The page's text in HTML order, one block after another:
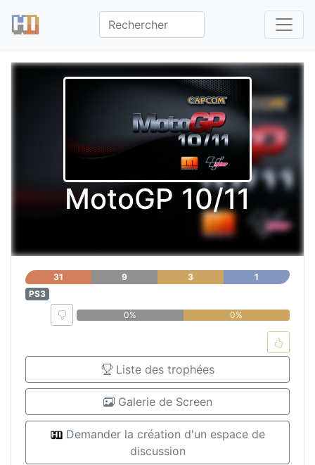
MotoGP 10/11
31 9 3
1
PS3
0%
0%
Liste des trophées
Galerie de Screen
Demander la création d'un espace de
discussion